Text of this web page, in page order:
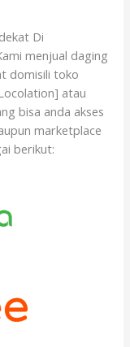
Di
menjual daging
domisili toko
atau
bisa anda akses
marketplace
berikut: